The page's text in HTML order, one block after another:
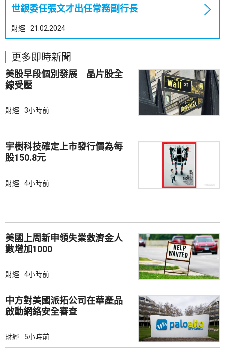
世銀委任張文才出任常務副行長
財經 21.02.2024
更多即時新聞
美股早段個別發展 晶片股全
線受壓
財經 3小時前
宇樹科技確定上市發行價為每
股150.8元
財經 4小時前
美國上周新申領失業救濟金人
數增加1000
財經 4小時前
中方對美國派拓公司在華產品
啟動網絡安全審查
財經 5小時前